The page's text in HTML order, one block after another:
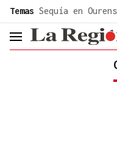
common.go-to-content
Temas Sequía en
header.menu.open